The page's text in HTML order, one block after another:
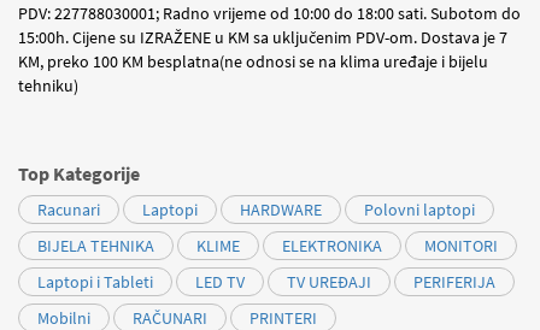
PDV: 227788030001; Radno vrijeme od 10:00 do 18:00 sati. Subotom do
15:00h. Cijene su IZRAŽENE u KM sa uključenim PDV-om. Dostava je 7
KM, preko 100 KM besplatna(ne odnosi se na klima uređaje i bijelu
tehniku)
Top Kategorije
Racunari Laptopi HARDWARE
Polovni laptopi
BIJELA TEHNIKA
KLIME ELEKTRONIKA
MONITORI
Laptopi i Tableti
LED TV TV UREĐAJI
PERIFERIJA
Mobilni
RAČUNARI PRINTERI